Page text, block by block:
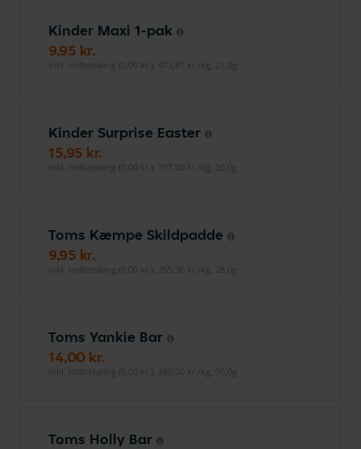
Kinder Maxi 1-pak
9,95 kr.
inkl. indbetaling (0,00 kr.), 473,81 kr./kg, 21,0g
Kinder Surprise Easter
15,95 kr.
inkl. indbetaling (0,00 kr.), 797,50 kr./kg, 20,0g
Toms Kæmpe Skildpadde
9,95 kr.
inkl. indbetaling (0,00 kr.), 355,36 kr./kg, 28,0g
Toms Yankie Bar
14,00 kr.
inkl. indbetaling (0,00 kr.), 280,00 kr./kg, 50,0g
Toms Holly Bar